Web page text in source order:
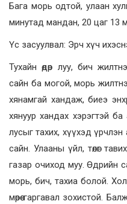
Бага морь одтой, улаан
минутад мандан, 20 цаг 13
Үс засуулвал: Эрч хүч
Тухайн өдөр луу, бич
сайн ба могой, морь жилтнээ
хянамгай хандаж, биеэ
хянуур хандах хэрэгтэй ба
лусыг тахих, хүүхэд
сайн. Улааны үйл, төлөг
газар очиход муу. Өдрийн
морь, бич, тахиа болой.
мөрөө гаргавал зохистой.